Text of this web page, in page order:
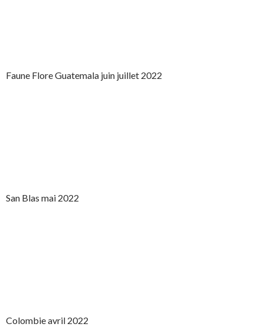
Faune Flore Guatemala juin juillet 2022
San Blas mai 2022
Colombie avril 2022